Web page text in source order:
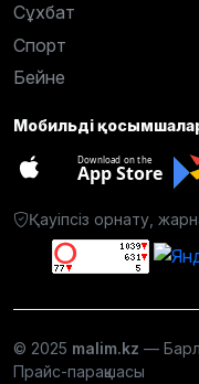
Сұхбат
Спорт
Бейне
Мобильді
Download on the
App Store
Қауіпсіз орнату,
© 2025 malim.kz —
Прайс-парақшасы